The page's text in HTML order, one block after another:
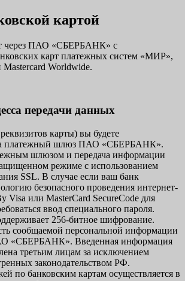
картой
через ПАО «СБЕРБАНК» с
карт платежных систем «МИР»,
Worldwide.
передачи данных
карты) вы будете
платежный шлюз ПАО «СБЕРБАНК».
шлюзом и передача информации
режиме с использованием
SSL. В случае если ваш банк
безопасного проведения интернет-
Visa или MasterCard SecureCode для
ввод специального пароля.
256-битное шифрование.
сообщаемой персональной информации
«СБЕРБАНК». Введенная информация
третьим лицам за исключением
законодательством РФ.
по банковским картам осуществляется в